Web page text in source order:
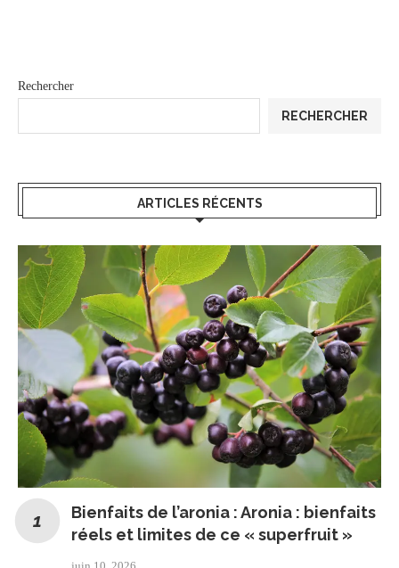
Rechercher
RECHERCHER
ARTICLES RÉCENTS
Bienfaits de l’aronia : Aronia : bienfaits
réels et limites de ce « superfruit »